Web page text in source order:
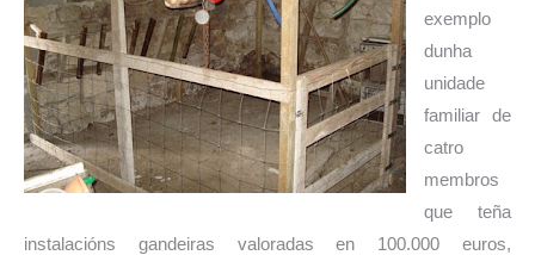
exemplo
dunha
unidade
familiar de
catro
membros
que teña
instalacións gandeiras valoradas en 100.000 euros,